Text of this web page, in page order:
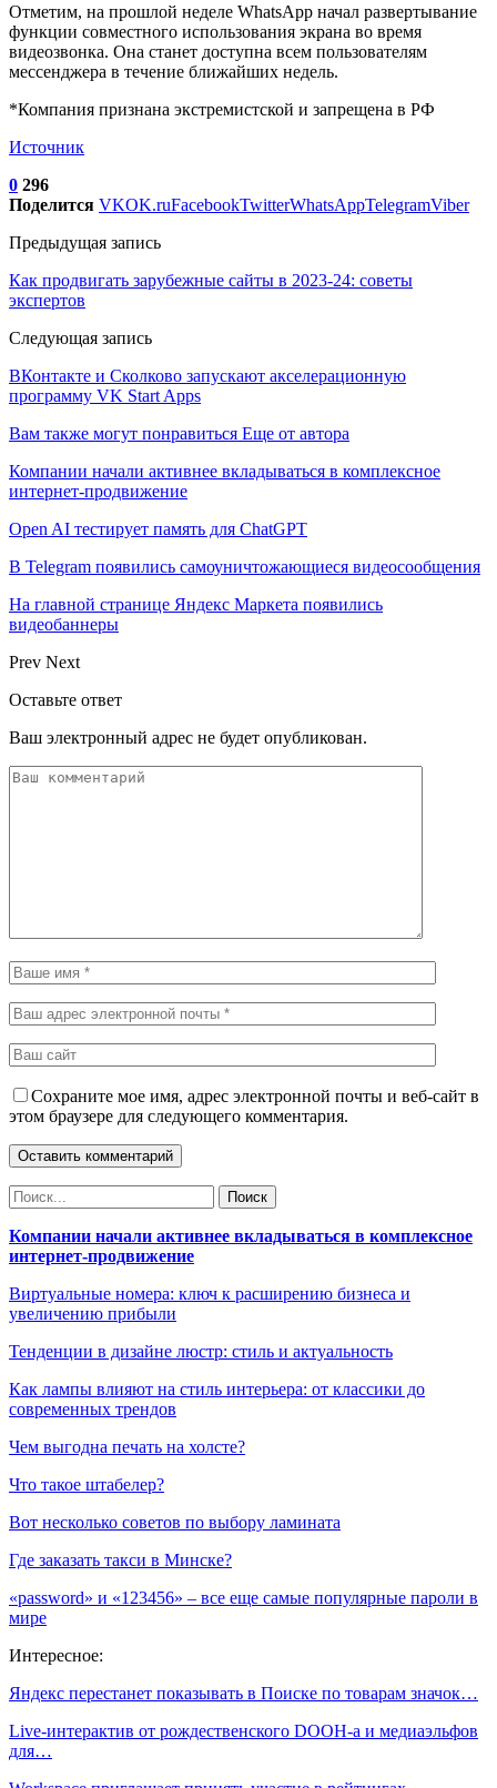
Отметим, на прошлой неделе WhatsApp начал развертывание
функции совместного использования экрана во время
видеозвонка. Она станет доступна всем пользователям
мессенджера в течение ближайших недель.
*Компания признана экстремистской и запрещена в РФ
Источник
0 296
Поделится VKOK.ruFacebookTwitterWhatsAppTelegramViber
Предыдущая запись
Как продвигать зарубежные сайты в 2023-24: советы
экспертов
Следующая запись
ВКонтакте и Сколково запускают акселерационную
программу VK Start Apps
Вам также могут понравиться Еще от автора
Компании начали активнее вкладываться в комплексное
интернет-продвижение
Open AI тестирует память для ChatGPT
В Telegram появились самоуничтожающиеся видеосообщения
На главной странице Яндекс Маркета появились
видеобаннеры
Prev Next
Оставьте ответ
Ваш электронный адрес не будет опубликован.
Сохраните мое имя, адрес электронной почты и веб-сайт в
этом браузере для следующего комментария.
Компании начали активнее вкладываться в комплексное
интернет-продвижение
Виртуальные номера: ключ к расширению бизнеса и
увеличению прибыли
Тенденции в дизайне люстр: стиль и актуальность
Как лампы влияют на стиль интерьера: от классики до
современных трендов
Чем выгодна печать на холсте?
Что такое штабелер?
Вот несколько советов по выбору ламината
Где заказать такси в Минске?
«password» и «123456» – все еще самые популярные пароли в
мире
Интересное:
Яндекс перестанет показывать в Поиске по товарам значок…
Live-интерактив от рождественского DOOH-а и медиаэльфов
для…